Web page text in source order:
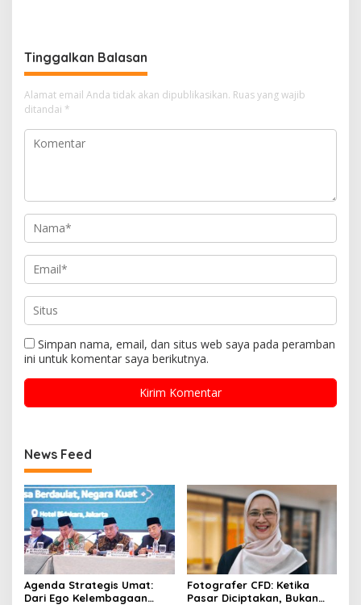
Tinggalkan Balasan
Alamat email Anda tidak akan dipublikasikan. Ruas yang wajib
ditandai *
Simpan nama, email, dan situs web saya pada peramban
ini untuk komentar saya berikutnya.
News Feed
Agenda Strategis Umat:
Dari Ego Kelembagaan
Fotografer CFD: Ketika
Pasar Diciptakan, Bukan